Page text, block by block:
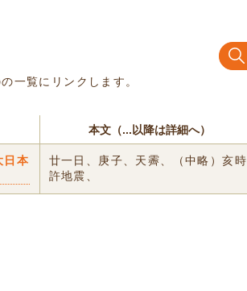
一覧にリンクします。
本文（...以降は詳細へ）
日本
廿一日、庚子、天霽、（中略）亥時
許地震、